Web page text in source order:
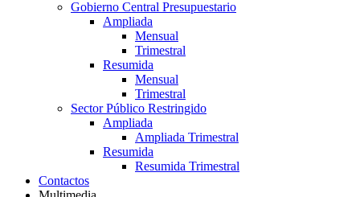
Gobierno Central Presupuestario
Ampliada
Mensual
Trimestral
Resumida
Mensual
Trimestral
Sector Público Restringido
Ampliada
Ampliada Trimestral
Resumida
Resumida Trimestral
Contactos